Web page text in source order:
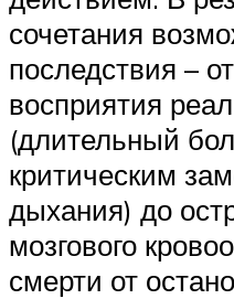
сочетания
последствия –
восприятия
(длительный
критическим
дыхания) до
мозгового
смерти от